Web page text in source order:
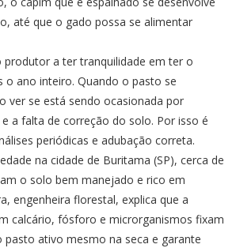
até que o gado possa se alimentar
produtor a ter tranquilidade em ter o
o ano inteiro. Quando o pasto se
ver se está sendo ocasionada por
a falta de correção do solo. Por isso é
periódicas e adubação correta.
na cidade de Buritama (SP), cerca de
o solo bem manejado e rico em
engenheira florestal, explica que a
calcário, fósforo e microrganismos fixam
ativo mesmo na seca e garante